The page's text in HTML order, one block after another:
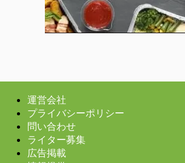
運営会社
プライバシーポリシー
問い合わせ
ライター募集
広告掲載